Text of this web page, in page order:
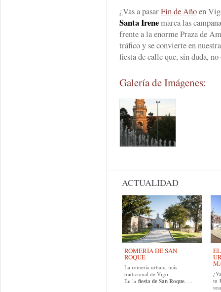
¿Vas a pasarFin de Añoen
Santa Irenemarca las
frente a la enorme Praza de
tráfico y se convierte en
fiesta de calle que, sin duda,
Galería de Imágenes:
ACTUALIDAD
ROMERÍA DE SAN
ROQUE
La romería urbana más
tradicional de Vigo
En la fiesta de San Roque, ...
tu